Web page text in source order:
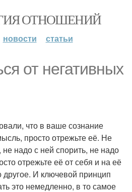
ОТНОШЕНИЙ
новости статьи
от негативных
что в ваше сознание
просто отрежьте её. Не
надо с ней спорить, не надо
отрежьте её от себя и на её
другое. И ключевой принцип
это немедленно, в то самое